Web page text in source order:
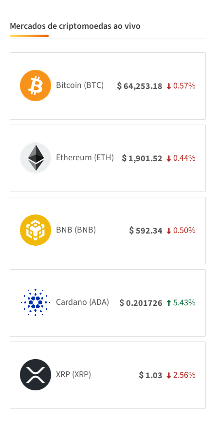
Mercados de criptomoedas ao vivo
Bitcoin (BTC) $64,253.18 0.57%
Ethereum (ETH) $ 1,901.52 0.44%
BNB (BNB) $592.34 0.50%
Cardano (ADA) $0.201726 5.43%
XRP (XRP) $ 1.03 2.56%